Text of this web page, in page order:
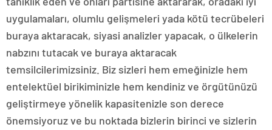
uygulamaları, olumlu gelişmeleri yada kötü tecrübeleri
buraya aktaracak, siyasi analizler yapacak, o ülkelerin
nabzını tutacak ve buraya aktaracak
temsilcilerimizsiniz. Biz sizleri hem emeğinizle hem
entelektüel birikiminizle hem kendiniz ve örgütünüzü
geliştirmeye yönelik kapasitenizle son derece
önemsiyoruz ve bu noktada bizlerin birinci ve sizlerin